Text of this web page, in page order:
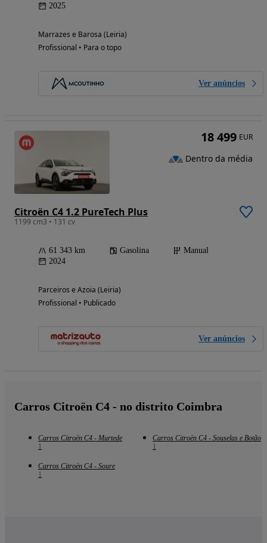
2025
Marrazes e Barosa (Leiria)
Profissional • Para o topo
Ver anúncios
Citroën C4 1.2 PureTech Plus
1199 cm3 • 131 cv
61 343 km Gasolina
Manual
2024
Parceiros e Azoia (Leiria)
Profissional • Publicado
Ver anúncios
18 499 EUR
Dentro da média
Carros Citroën C4 - no distrito Coimbra
Carros Citroën C4 - Murtede
1
Carros Citroën C4 - Souselas e Botão
1
Carros Citroën C4 - Soure
1